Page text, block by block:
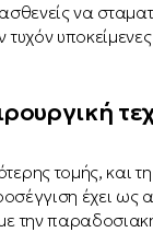
ασθενείς να
τομής, και
έχει
την